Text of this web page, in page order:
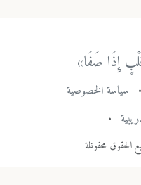
إِذَا صَفَا»
سياسة الخصوصية
•